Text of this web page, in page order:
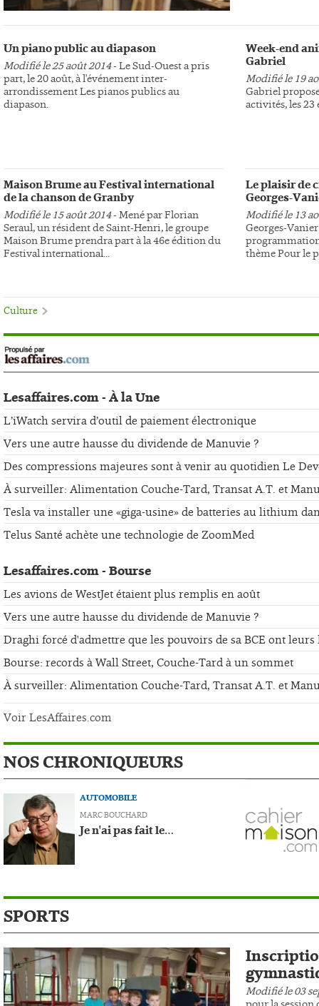
Un piano public au diapason
Modifié le 25 août 2014- Le Sud-Ouest a pris
part, le 20 août, à l'événement inter-
arrondissement Les pianos publics au
diapason.
Maison Brume au Festival international
de la chanson de Granby
Modifié le 15 août 2014- Mené par Florian
Seraul, un résident de Saint-Henri, le groupe
Maison Brume prendra part à la 46e édition du
Festival international...
Week-end
Gabriel
Modifié le 19
Gabriel
activités, les 23
Le plaisir de
Georges-
Modifié le 13
Georges-
thème Pour le
Culture
Lesaffaires.com - À la Une
L’iWatch servira d’outil de paiement électronique
Vers une autre hausse du dividende de Manuvie ?
Des compressions majeures sont à venir au quotidien Le
À surveiller: Alimentation Couche-Tard, Transat A.T. et
Tesla va installer une «giga-usine» de batteries au lithium
Telus Santé achète une technologie de ZoomMed
Lesaffaires.com - Bourse
Les avions de WestJet étaient plus remplis en août
Vers une autre hausse du dividende de Manuvie ?
Draghi forcé d'admettre que les pouvoirs de sa BCE ont
Bourse: records à Wall Street, Couche-Tard à un sommet
À surveiller: Alimentation Couche-Tard, Transat A.T. et
Voir LesAffaires.com
NOS CHRONIQUEURS
AUTOMOBILE
MARC BOUCHARD
Je n'ai pas fait le…
SPORTS
Modifié le 03
pour la session